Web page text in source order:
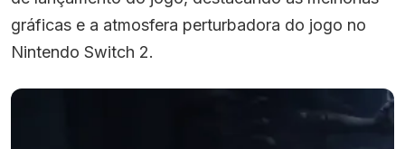
gráficas e a atmosfera perturbadora do jogo no
Nintendo Switch 2.